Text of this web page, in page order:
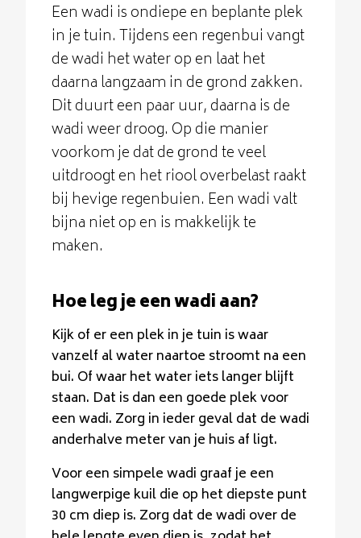
Een wadi is ondiepe en beplante plek
in je tuin. Tijdens een regenbui vangt
de wadi het water op en laat het
daarna langzaam in de grond zakken.
Dit duurt een paar uur, daarna is de
wadi weer droog. Op die manier
voorkom je dat de grond te veel
uitdroogt en het riool overbelast raakt
bij hevige regenbuien. Een wadi valt
bijna niet op en is makkelijk te
maken.
Hoe leg je een wadi aan?
Kijk of er een plek in je tuin is waar
vanzelf al water naartoe stroomt na een
bui. Of waar het water iets langer blijft
staan. Dat is dan een goede plek voor
een wadi. Zorg in ieder geval dat de wadi
anderhalve meter van je huis af ligt.
Voor een simpele wadi graaf je een
langwerpige kuil die op het diepste punt
30 cm diep is. Zorg dat de wadi over de